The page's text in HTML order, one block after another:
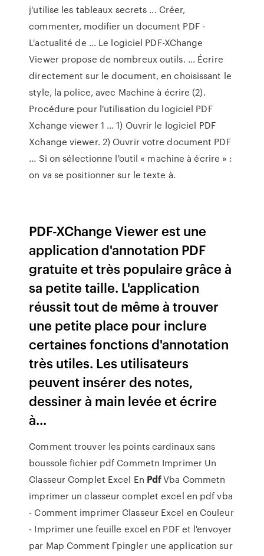
j'utilise les tableaux secrets ... Créer,
commenter, modifier un document PDF -
L'actualité de ... Le logiciel PDF-XChange
Viewer propose de nombreux outils. ... Écrire
directement sur le document, en choisissant le
style, la police, avec Machine à écrire (2).
Procédure pour l'utilisation du logiciel PDF
Xchange viewer 1 ... 1) Ouvrir le logiciel PDF
Xchange viewer. 2) Ouvrir votre document PDF
... Si on sélectionne l'outil « machine à écrire » :
on va se positionner sur le texte à.
PDF-XChange Viewer est une
application d'annotation PDF
gratuite et très populaire grâce à
sa petite taille. L'application
réussit tout de même à trouver
une petite place pour inclure
certaines fonctions d'annotation
très utiles. Les utilisateurs
peuvent insérer des notes,
dessiner à main levée et écrire
à...
Comment trouver les points cardinaux sans
boussole fichier pdf Commetn Imprimer Un
Classeur Complet Excel En PdfVba Commetn
imprimer un classeur complet excel en pdf vba
- Comment imprimer Classeur Excel en Couleur
- Imprimer une feuille excel en PDF et l'envoyer
par Map Comment Гpingler une application sur